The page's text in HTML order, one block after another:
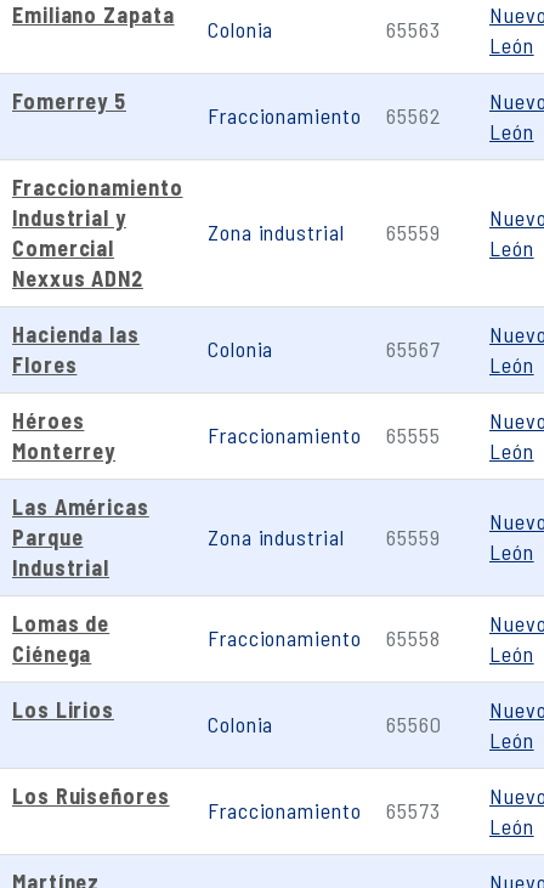
Emiliano Zapata
Colonia 65563
León
Fomerrey 5
Fraccionamiento 65562
León
Fraccionamiento
Industrial y
Comercial
Nexxus ADN2
Zona industrial 65559
León
Hacienda las
Flores
Colonia 65567
León
Héroes
Monterrey
Fraccionamiento 65555
León
Las Américas
Parque
Industrial
Zona industrial 65559
León
Lomas de
Ciénega
Fraccionamiento 65558
León
Los Lirios
Colonia 65560
León
Los Ruiseñores
Fraccionamiento 65573
León
Martínez